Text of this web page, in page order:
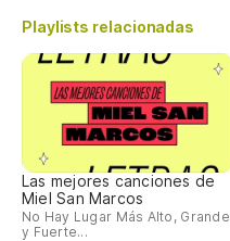
Playlists relacionadas
Las mejores canciones de
Miel San Marcos
No Hay Lugar Más Alto, Grande
y Fuerte...